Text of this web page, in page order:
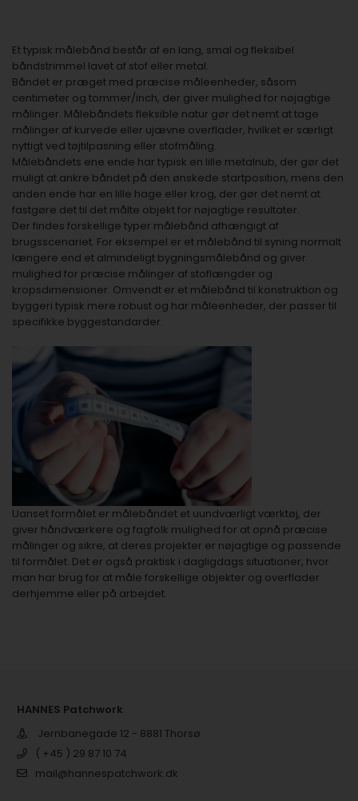
Et typisk målebånd består af en lang, smal og fleksibel
båndstrimmel lavet af stof eller metal.
Båndet er præget med præcise måleenheder, såsom
centimeter og tommer/inch, der giver mulighed for nøjagtige
målinger. Målebåndets fleksible natur gør det nemt at tage
målinger af kurvede eller ujævne overflader, hvilket er særligt
nyttigt ved tøjtilpasning eller stofmåling.
Målebåndets ene ende har typisk en lille metalnub, der gør det
muligt at ankre båndet på den ønskede startposition, mens den
anden ende har en lille hage eller krog, der gør det nemt at
fastgøre det til det målte objekt for nøjagtige resultater.
Der findes forskellige typer målebånd afhængigt af
brugsscenariet. For eksempel er et målebånd til syning normalt
længere end et almindeligt bygningsmålebånd og giver
mulighed for præcise målinger af stoflængder og
kropsdimensioner. Omvendt er et målebånd til konstruktion og
byggeri typisk mere robust og har måleenheder, der passer til
specifikke byggestandarder.
Uanset formålet er målebåndet et uundværligt værktøj, der
giver håndværkere og fagfolk mulighed for at opnå præcise
målinger og sikre, at deres projekter er nøjagtige og passende
til formålet. Det er også praktisk i dagligdags situationer, hvor
man har brug for at måle forskellige objekter og overflader
derhjemme eller på arbejdet.
HANNES Patchwork
Jernbanegade 12 - 8881 Thorsø
( +45 ) 29 87 10 74
mail@hannespatchwork.dk